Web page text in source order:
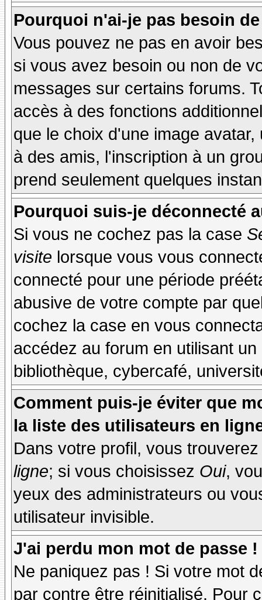
Pourquoi n'ai-je pas besoin
Vous pouvez ne pas en avoir
si vous avez besoin ou non de
messages sur certains forums.
accès à des fonctions
que le choix d'une image
à des amis, l'inscription à un
prend seulement quelques
Pourquoi suis-je déconnecté
Si vous ne cochez pas la case
visite lorsque vous vous
connecté pour une période
abusive de votre compte par
cochez la case en vous
accédez au forum en utilisant
bibliothèque, cybercafé,
Comment puis-je éviter que
la liste des utilisateurs en
Dans votre profil, vous
ligne; si vous choisissez Oui,
yeux des administrateurs ou
utilisateur invisible.
J'ai perdu mon mot de passe !
Ne paniquez pas ! Si votre mot
par contre être réinitialisé. Pour